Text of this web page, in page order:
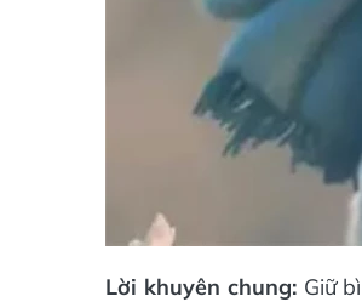
Lời khuyên chung:Giữ